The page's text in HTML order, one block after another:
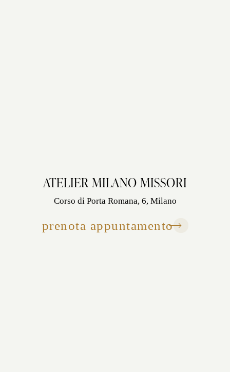
ATELIER MILANO MISSORI
Corso di Porta Romana, 6, Milano
prenota appuntamento